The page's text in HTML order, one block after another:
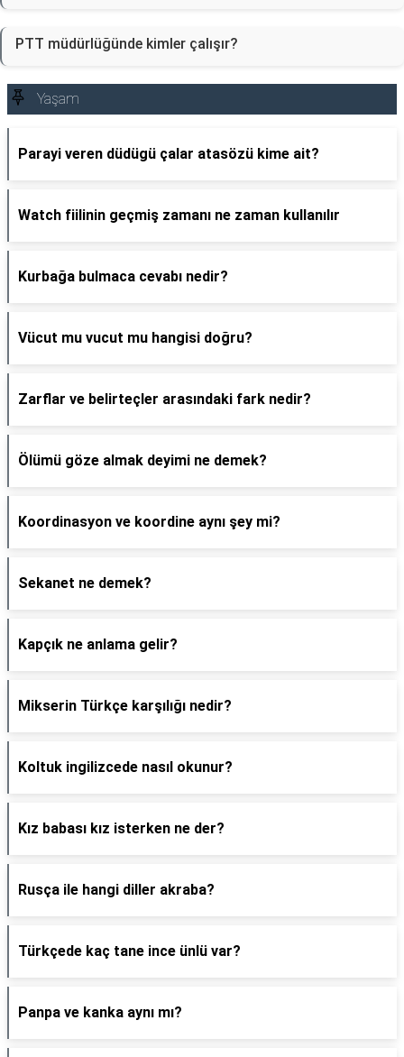
PTT müdürlüğünde kimler çalışır?
Yaşam
Parayi veren düdügü çalar atasözü kime ait?
Watch fiilinin geçmiş zamanı ne zaman kullanılır
Kurbağa bulmaca cevabı nedir?
Vücut mu vucut mu hangisi doğru?
Zarflar ve belirteçler arasındaki fark nedir?
Ölümü göze almak deyimi ne demek?
Koordinasyon ve koordine aynı şey mi?
Sekanet ne demek?
Kapçık ne anlama gelir?
Mikserin Türkçe karşılığı nedir?
Koltuk ingilizcede nasıl okunur?
Kız babası kız isterken ne der?
Rusça ile hangi diller akraba?
Türkçede kaç tane ince ünlü var?
Panpa ve kanka aynı mı?